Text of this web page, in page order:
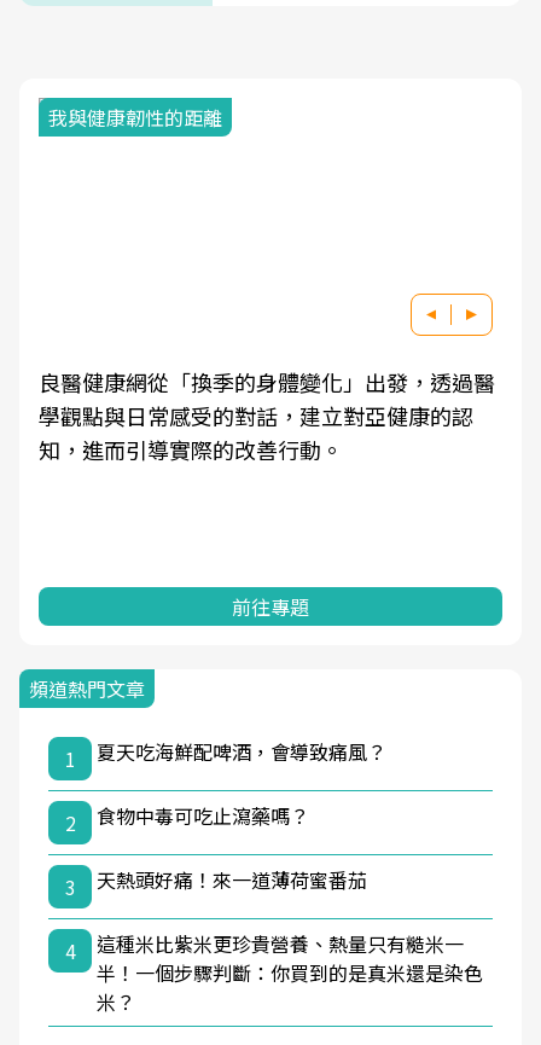
我與健康韌性的距離
良醫健康網從「換季的身體變化」出發，透過醫
學觀點與日常感受的對話，建立對亞健康的認
知，進而引導實際的改善行動。
前往專題
頻道熱門文章
1 夏天吃海鮮配啤酒，會導致痛風？
2 食物中毒可吃止瀉藥嗎？
3 天熱頭好痛！來一道薄荷蜜番茄
4
這種米比紫米更珍貴營養、熱量只有糙米一
半！一個步驟判斷：你買到的是真米還是染色
米？